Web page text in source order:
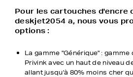
Pour les cartouches d'encre
deskjet2054 a, nous vous
options :
La gamme "Générique" :
Privink avec un haut de niveau
allant jusqu'à 80% moins cher